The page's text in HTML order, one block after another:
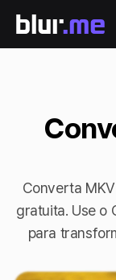
Converta
gratuita. Use o
para